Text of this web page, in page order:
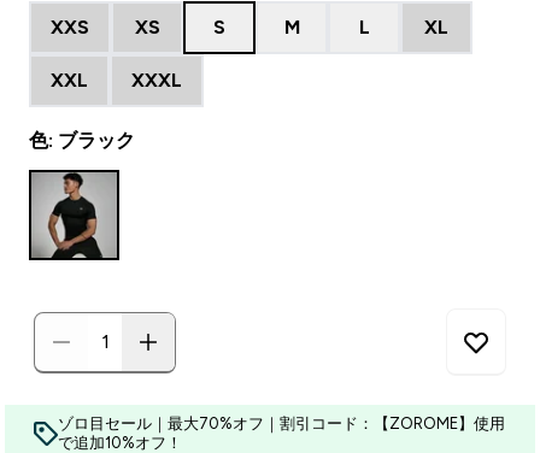
XXS XS S M L XL
XXL XXXL
色: ブラック
ゾロ目セール｜最大70%オフ｜割引コード：【ZOROME】使用
で追加10%オフ！